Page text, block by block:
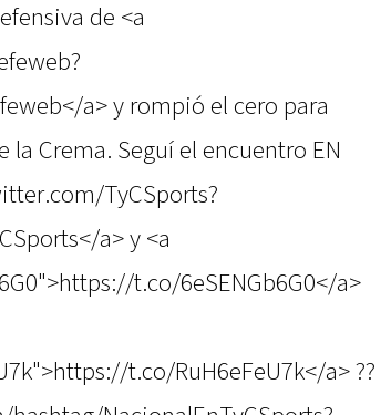
de <a
a> y rompió el cero para
Crema. Seguí el encuentro EN
TyCSports?
a> y <a
t.co/6eSENGb6G0</a>
t.co/RuH6eFeU7k</a> ??